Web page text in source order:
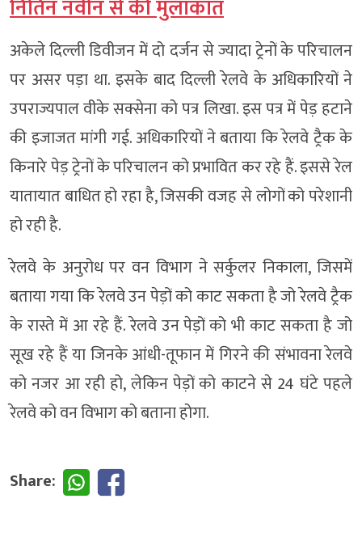
नितिन नवीन से की मुलाकात
अकेले दिल्ली डिवीजन में दो दर्जन से ज्यादा ट्रेनों के परिचालन
पर असर पड़ा था. इसके बाद दिल्ली रेलवे के अधिकारियों ने
उपराज्यपाल वीके सक्सेना को पत्र लिखा. इस पत्र में पेड़ हटाने
की इजाजत मांगी गई. अधिकारियों ने बताया कि रेलवे ट्रैक के
किनारे पेड़ ट्रेनों के परिचालन को प्रभावित कर रहे हैं. इससे रेल
यातायात बाधित हो रहा है, जिसकी वजह से लोगों को परेशानी
हो रही है.
रेलवे के अनुरोध पर वन विभाग ने सर्कुलर निकाला, जिसमें
बताया गया कि रेलवे उन पेड़ों को काट सकता है जो रेलवे ट्रैक
के रास्ते में आ रहे हैं. रेलवे उन पेड़ों को भी काट सकता है जो
सूख रहे हैं या जिनके आंधी-तूफान में गिरने की संभावना रेलवे
को नजर आ रही हो, लेकिन पेड़ों को काटने से 24 घंटे पहले
रेलवे को वन विभाग को बताना होगा.
Share: